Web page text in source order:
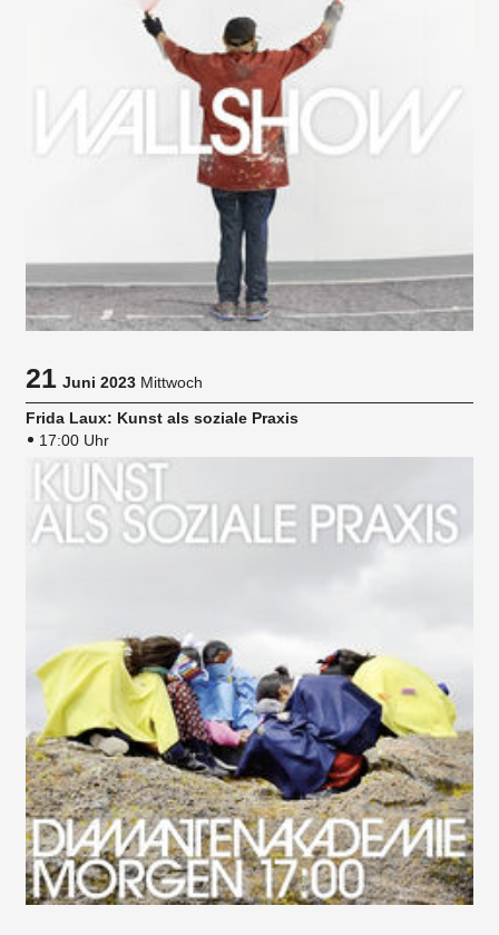
21Juni 2023 Mittwoch
Frida Laux: Kunst als soziale Praxis
17:00 Uhr